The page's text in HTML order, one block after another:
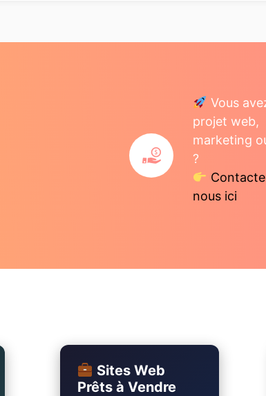
Vous
projet web,
marketing
?
nous ici
Sites Web
Prêts à Vendre